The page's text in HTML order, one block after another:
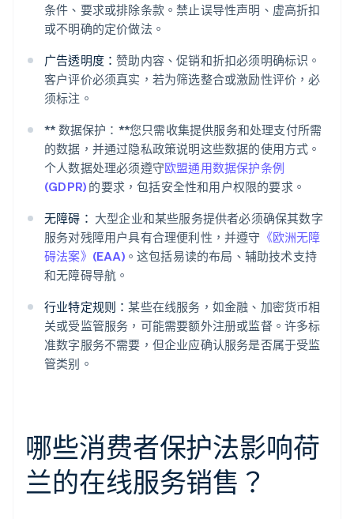
条件、要求或排除条款。禁止误导性声明、虚高折扣
或不明确的定价做法。
广告透明度：赞助内容、促销和折扣必须明确标识。
客户评价必须真实，若为筛选整合或激励性评价，必
须标注。
** 数据保护：**您只需收集提供服务和处理支付所需
的数据，并通过隐私政策说明这些数据的使用方式。
个人数据处理必须遵守欧盟通用数据保护条例
(GDPR) 的要求，包括安全性和用户权限的要求。
无障碍： 大型企业和某些服务提供者必须确保其数字
服务对残障用户具有合理便利性，并遵守 《欧洲无障
碍法案》(EAA)。这包括易读的布局、辅助技术支持
和无障碍导航。
行业特定规则：某些在线服务，如金融、加密货币相
关或受监管服务，可能需要额外注册或监督。许多标
准数字服务不需要，但企业应确认服务是否属于受监
管类别。
哪些消费者保护法影响荷
兰的在线服务销售？